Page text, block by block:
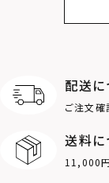
オ
ダブルリン
配送に
ご注文確
送料に
11,000円